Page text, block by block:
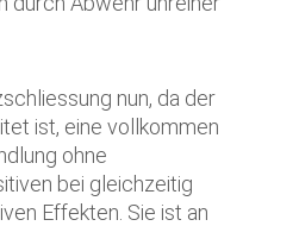
nun, da der
ist, eine vollkommen
ohne
bei gleichzeitig
Effekten. Sie ist an